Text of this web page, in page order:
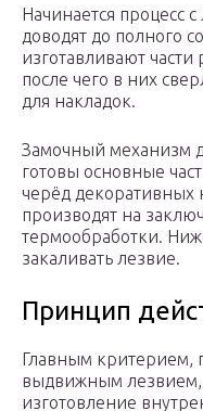
Начинается процесс
доводят до полного
изготавливают части
после чего в них
для накладок.
Замочный механизм
готовы основные
черёд декоративных
производят на
термообработки.
закаливать лезвие.
Принцип
Главным критерием,
выдвижным лезвием,
изготовление